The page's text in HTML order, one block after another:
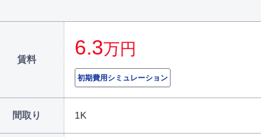
賃料
6.3万円
初期費用シミュレーション
間取り 1K